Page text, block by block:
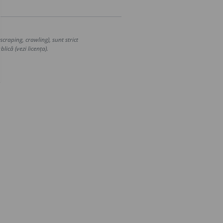
crawling), sunt strict
(vezi licența).